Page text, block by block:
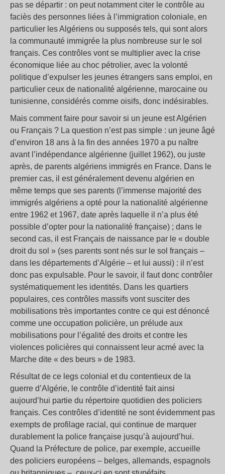
pas se départir : on peut notamment citer le contrôle au
faciès des personnes liées à l’immigration coloniale, en
particulier les Algériens ou supposés tels, qui sont alors
la communauté immigrée la plus nombreuse sur le sol
français. Ces contrôles vont se multiplier avec la crise
économique liée au choc pétrolier, avec la volonté
politique d’expulser les jeunes étrangers sans emploi, en
particulier ceux de nationalité algérienne, marocaine ou
tunisienne, considérés comme oisifs, donc indésirables.
Mais comment faire pour savoir si un jeune est Algérien
ou Français ? La question n’est pas simple : un jeune âgé
d’environ 18 ans à la fin des années 1970 a pu naître
avant l’indépendance algérienne (juillet 1962), ou juste
après, de parents algériens immigrés en France. Dans le
premier cas, il est généralement devenu algérien en
même temps que ses parents (l’immense majorité des
immigrés algériens a opté pour la nationalité algérienne
entre 1962 et 1967, date après laquelle il n’a plus été
possible d’opter pour la nationalité française) ; dans le
second cas, il est Français de naissance par le « double
droit du sol » (ses parents sont nés sur le sol français –
dans les départements d’Algérie – et lui aussi) : il n’est
donc pas expulsable. Pour le savoir, il faut donc contrôler
systématiquement les identités. Dans les quartiers
populaires, ces contrôles massifs vont susciter des
mobilisations très importantes contre ce qui est dénoncé
comme une occupation policière, un prélude aux
mobilisations pour l’égalité des droits et contre les
violences policières qui connaissent leur acmé avec la
Marche dite « des beurs » de 1983.
Résultat de ce legs colonial et du contentieux de la
guerre d’Algérie, le contrôle d’identité fait ainsi
aujourd’hui partie du répertoire quotidien des policiers
français. Ces contrôles d’identité ne sont évidemment pas
exempts de profilage racial, qui continue de marquer
durablement la police française jusqu’à aujourd’hui.
Quand la Préfecture de police, par exemple, accueille
des policiers européens – belges, allemands, espagnols